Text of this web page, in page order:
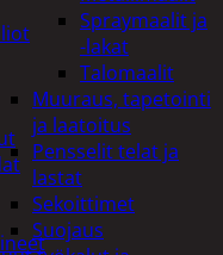
Spraymaalit ja
-lakat
Talomaalit
Muuraus, tapetointi
ja laatoitus
Pensselit telat ja
lastat
Sekoittimet
Suojaus